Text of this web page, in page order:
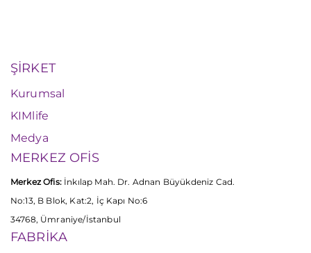
ŞİRKET
Kurumsal
KIMlife
Medya
MERKEZ OFİS
Merkez Ofis:İnkılap Mah. Dr. Adnan Büyükdeniz Cad.
No:13, B Blok, Kat:2, İç Kapı No:6
34768, Ümraniye/İstanbul
FABRİKA